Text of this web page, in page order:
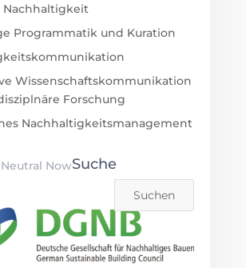
Nachhaltigkeit
Programmatik und Kuration
Wissenschaftskommunikation
Forschung
Nachhaltigkeitsmanagement
Suche